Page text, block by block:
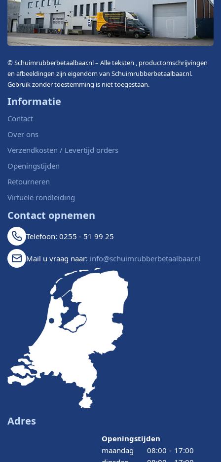
© Schuimrubberbetaalbaar.nl – Alle teksten , productomschrijvingen
en afbeeldingen zijn eigendom van Schuimrubberbetaalbaar.nl.
Gebruik zonder toestemming is niet toegestaan.
Informatie
Contact
Over ons
Verzendkosten / Levertijd orders
Openingstijden
Retourneren
Virtuele rondleiding
Contact opnemen
Telefoon: 0255 - 51 99 25
Mail u vraag naar: info@schuimrubberbetaalbaar.nl
Adres
Openingstijden
maandag
08:00 - 17:00